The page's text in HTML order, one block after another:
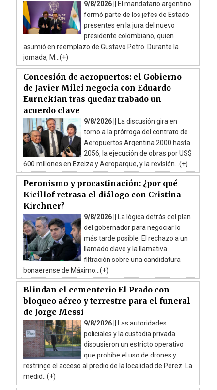
9/8/2026 ||
El mandatario argentino
formó parte de los jefes de Estado
presentes en la jura del nuevo
presidente colombiano, quien
asumió en reemplazo de Gustavo Petro. Durante la
jornada, M...(+)
Concesión de aeropuertos: el Gobierno
de Javier Milei negocia con Eduardo
Eurnekian tras quedar trabado un
acuerdo clave
9/8/2026 ||
La discusión gira en
torno a la prórroga del contrato de
Aeropuertos Argentina 2000 hasta
2056, la ejecución de obras por US$
600 millones en Ezeiza y Aeroparque, y la revisión...(+)
Peronismo y procastinación: ¿por qué
Kicillof retrasa el diálogo con Cristina
Kirchner?
9/8/2026 ||
La lógica detrás del plan
del gobernador para negociar lo
más tarde posible. El rechazo a un
llamado clave y la llamativa
filtración sobre una candidatura
bonaerense de Máximo...(+)
Blindan el cementerio El Prado con
bloqueo aéreo y terrestre para el funeral
de Jorge Messi
9/8/2026 ||
Las autoridades
policiales y la custodia privada
dispusieron un estricto operativo
que prohíbe el uso de drones y
restringe el acceso al predio de la localidad de Pérez. La
medid...(+)